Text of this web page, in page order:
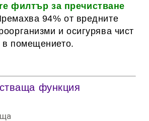
филтър за пречистване
94% от вредните
и осигурява чист
в помещението.
функция